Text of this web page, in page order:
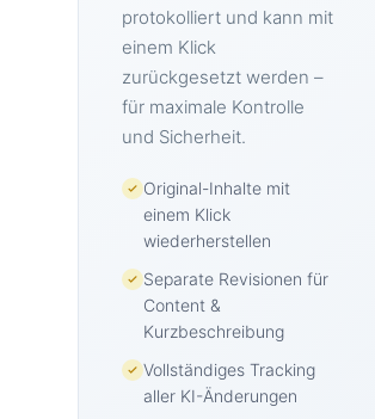
protokolliert und kann mit
einem Klick
zurückgesetzt werden –
für maximale Kontrolle
und Sicherheit.
Original-Inhalte mit
einem Klick
wiederherstellen
Separate Revisionen für
Content &
Kurzbeschreibung
Vollständiges Tracking
aller KI-Änderungen